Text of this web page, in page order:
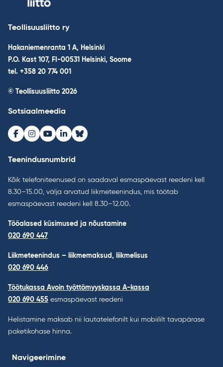
Teollisuusliitto ry
Hakaniemenranta 1 A, Helsinki
P.O. Kast 107, FI-00531 Helsinki, Soome
tel. +358 20 774 001
© Teollisuusliitto 2026
Sotsiaalmeedia
Facebook
Instagram
Youtube
LinkedInBluesky
Teenindusnumbrid
Kõik telefoniteenused on saadaval esmaspäevast reedeni kell
8.30–15.00, välja arvatud liikmeteenindus, mis töötab
esmaspäevast reedeni kell 8.30–12.00.
Tööalased küsimused ja nõustamine
020 690 447
Liikmeteenindus – liikmemaksud, liikmelisus
020 690 446
Töötukassa Avoin työttömyyskassa A-kassa
020 690 455 esmaspäevast reedeni
Helistamine maksab nii lautatelefonilt kui mobiililt tavapärase
paketikohase hinna.
Navigeerimine